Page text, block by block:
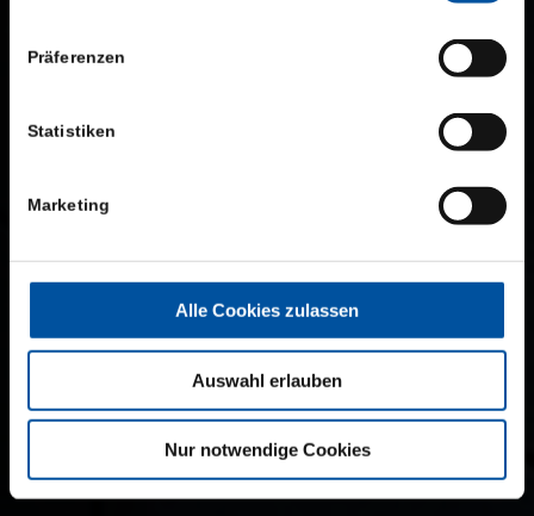
Präferenzen
Statistiken
Marketing
Alle Cookies zulassen
Auswahl erlauben
Nur notwendige Cookies